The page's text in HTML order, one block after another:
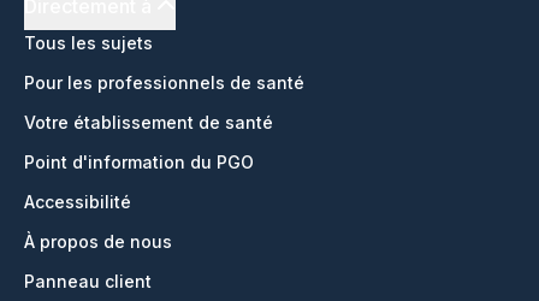
Tous les sujets
Pour les professionnels de santé
Votre établissement de santé
Point d'information du PGO
Accessibilité
À propos de nous
Panneau client